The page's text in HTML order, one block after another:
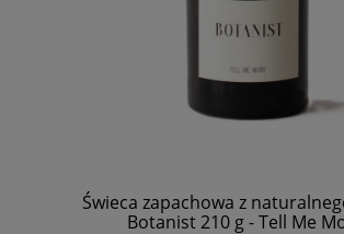
Świeca zapachowa z
Botanist 210 g - Tell Me